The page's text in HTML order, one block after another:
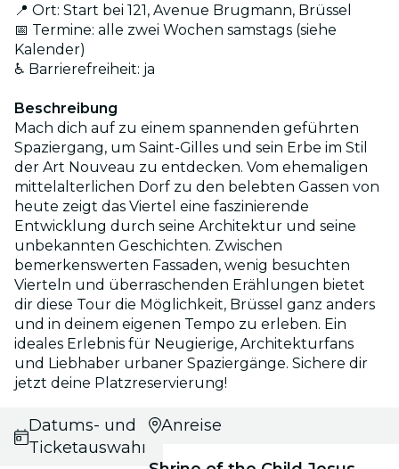
📍 Ort: Start bei 121, Avenue Brugmann, Brüssel
📅 Termine: alle zwei Wochen samstags (siehe
Kalender)
♿ Barrierefreiheit: ja
Beschreibung
Mach dich auf zu einem spannenden geführten
Spaziergang, um Saint-Gilles und sein Erbe im Stil
der Art Nouveau zu entdecken. Vom ehemaligen
mittelalterlichen Dorf zu den belebten Gassen von
heute zeigt das Viertel eine faszinierende
Entwicklung durch seine Architektur und seine
unbekannten Geschichten. Zwischen
bemerkenswerten Fassaden, wenig besuchten
Vierteln und überraschenden Erählungen bietet
dir diese Tour die Möglichkeit, Brüssel ganz anders
und in deinem eigenen Tempo zu erleben. Ein
ideales Erlebnis für Neugierige, Architekturfans
und Liebhaber urbaner Spaziergänge. Sichere dir
jetzt deine Platzreservierung!
Datums- und
Ticketauswahl
Anreise